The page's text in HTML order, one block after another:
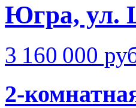
Югра, ул.
3 160 000
2-